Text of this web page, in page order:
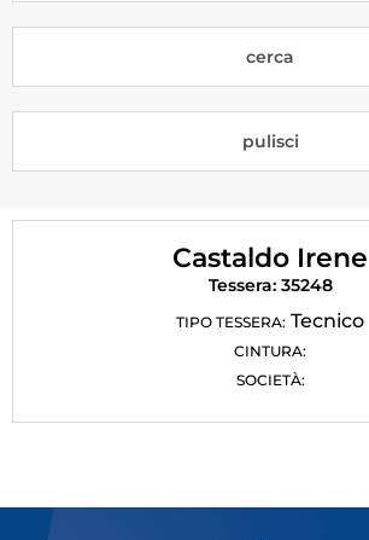
Formazione
Rivista Olympic Dream
Links
Cookie policy
Feed
cerca
pulisci
Castaldo Irene
Tessera: 35248
TIPO TESSERA: Tecnico
CINTURA:
SOCIETÀ: